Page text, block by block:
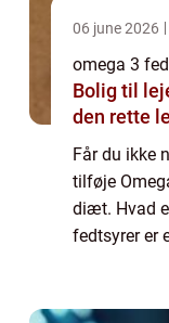
06 june 2026
omega 3
Bolig til
den rette
Får du ikke
tilføje
diæt. Hvad
fedtsyrer er